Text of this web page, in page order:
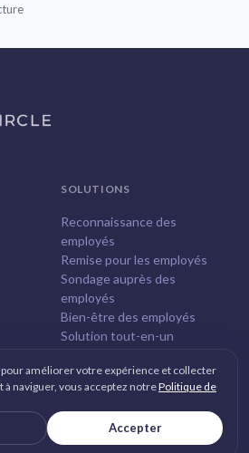
SOLUTIONS
Reconnaissance des
employés
Remise pour les employés
Sondage auprès des
employés
Bien-être des employés
Solution tout-en-un
Circle. Tous droits réservés.
Mentions légales et CGU
améliorer votre expérience et collecter
à naviguer, vous acceptez notrePolitique de
Accepter